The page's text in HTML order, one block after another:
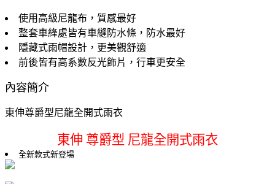
使用高級尼龍布，質感最好
整套車綘處皆有車縫防水條，防水最好
隱藏式雨帽設計，更美觀舒適
前後皆有高系數反光飾片，行車更安全
內容簡介
東伸尊爵型尼龍全開式雨衣
東伸 尊爵型 尼龍全開式雨衣
全新款式新登場